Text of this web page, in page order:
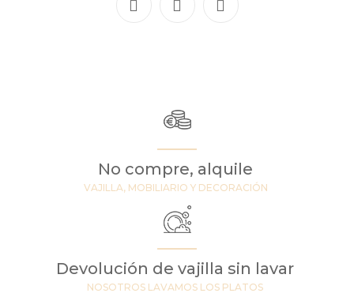
No compre, alquile
VAJILLA, MOBILIARIO Y DECORACIÓN
Devolución de vajilla sin lavar
NOSOTROS LAVAMOS LOS PLATOS